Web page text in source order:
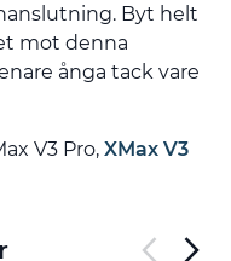
Byt helt
mot denna
ånga tack vare
V3 Pro, XMax V3